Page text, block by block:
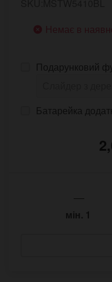
Немає в
Подарунковий
Батарейка
мін. 1